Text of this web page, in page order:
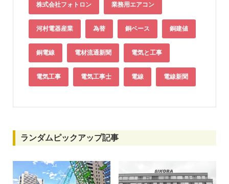
株式会社フォトロン 業務用エアコン
河村電器産業 為替 銅ベース 銅建値
銅電線 電材流通新聞 電気と工事
電気工事 電気工事士 電線 電線新聞
ランダムピックアップ記事